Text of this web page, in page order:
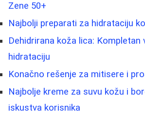
Zene 50+
Najbolji preparati za hidrataciju
Dehidrirana koža lica: Kompletan
hidrataciju
Konačno rešenje za mitisere i
Najbolje kreme za suvu kožu i
iskustva korisnika